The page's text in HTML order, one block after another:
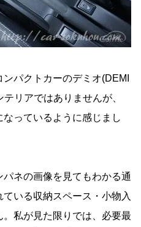
パクトカーのデミオ(DEMI
リアではありませんが、
っているように感じまし
ネの画像を見てもわかる通
いる収納スペース・小物入
私が見た限りでは、必要最